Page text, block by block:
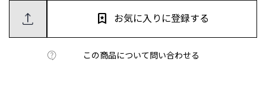
この商品について問い合わせる
お気に入りに登録する